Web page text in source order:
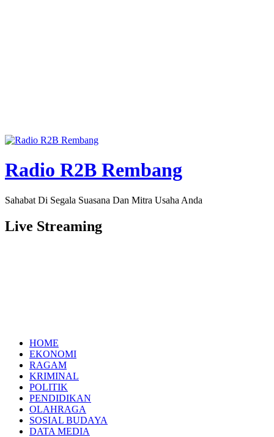
Radio R2B Rembang
Sahabat Di Segala Suasana Dan Mitra Usaha Anda
Live Streaming
HOME
EKONOMI
RAGAM
KRIMINAL
POLITIK
PENDIDIKAN
OLAHRAGA
SOSIAL BUDAYA
DATA MEDIA